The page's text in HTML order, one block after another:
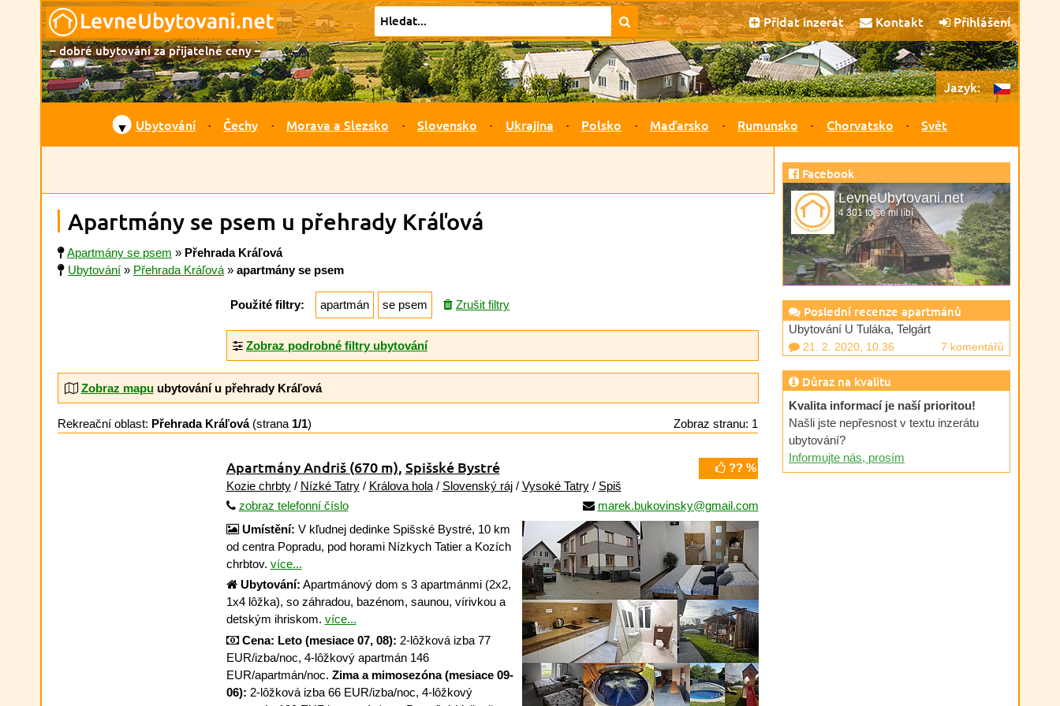
Přidat inzerát Kontakt Přihlášení
– dobré ubytování za přijatelné ceny –
Jazyk:
▼ Ubytování Čechy Morava a Slezsko Slovensko Ukrajina Polsko Maďarsko Rumunsko Chorvatsko Svět
Apartmány se psem u přehrady Kráľová
Apartmány se psem » Přehrada Kráľová
Ubytování » Přehrada Kráľová » apartmány se psem
Použité filtry: apartmán se psem Zrušit filtry
Zobraz podrobné filtry ubytování
Zobraz mapuubytování u přehrady Kráľová
Rekreační oblast: Přehrada Kráľová(strana 1/1) Zobraz stranu: 1
?? %
Apartmány Andriš (670 m), Spišské Bystré
Kozie chrbty/ Nízké Tatry/ Králova hola/ Slovenský ráj/ Vysoké Tatry/ Spiš
zobraz telefonní číslo
marek.bukovinsky@gmail.com
Umístění: V kľudnej dedinke Spišské Bystré, 10 km
od centra Popradu, pod horami Nízkych Tatier a Kozích
chrbtov. více...
Ubytování: Apartmánový dom s 3 apartmánmi (2x2,
1x4 lôžka), so záhradou, bazénom, saunou, vírivkou a
detským ihriskom. více...
Cena: Leto (mesiace 07, 08): 2-lôžková izba 77
EUR/izba/noc, 4-lôžkový apartmán 146
EUR/apartmán/noc. Zima a mimosezóna (mesiace 09-
06): 2-lôžková izba 66 EUR/izba/noc, 4-lôžkový
Facebook
LevneUbytovani.net
4 301 to se mi líbí
Poslední recenze apartmánů
Ubytování U Tuláka, Telgárt
21. 2. 2020, 10.36 7 komentářů
Důraz na kvalitu
Kvalita informací je naší prioritou!
Našli jste nepřesnost v textu inzerátu
ubytování?
Informujte nás, prosím